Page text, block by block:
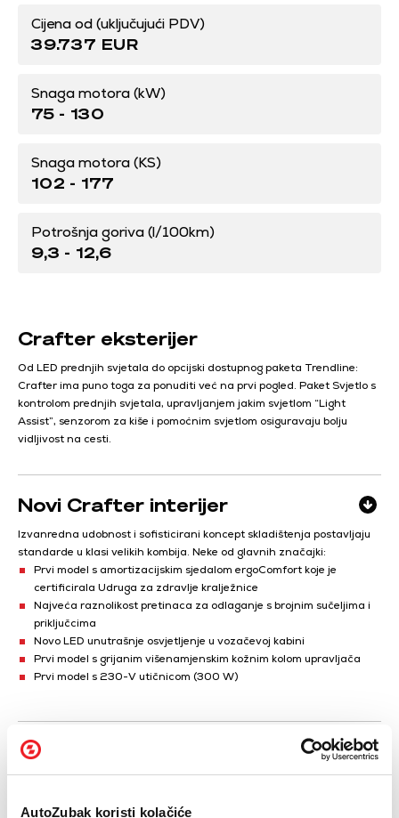
AutoZubak koristi kolačiće
Cijena od (uključujući PDV)
39.737 EUR
Snaga motora (kW)
75 - 130
Snaga motora (KS)
102 - 177
Potrošnja goriva (l/100km)
9,3 - 12,6
Crafter eksterijer
Od LED prednjih svjetala do opcijski dostupnog paketa Trendline:
Crafter ima puno toga za ponuditi već na prvi pogled. Paket Svjetlo s
kontrolom prednjih svjetala, upravljanjem jakim svjetlom “Light
Assist”, senzorom za kiše i pomoćnim svjetlom osiguravaju bolju
vidljivost na cesti.
Novi Crafter interijer
Izvanredna udobnost i sofisticirani koncept skladištenja postavljaju
standarde u klasi velikih kombija. Neke od glavnih značajki:
Prvi model s amortizacijskim sjedalom ergoComfort koje je
certificirala Udruga za zdravlje kralježnice
Najveća raznolikost pretinaca za odlaganje s brojnim sučeljima i
priključcima
Novo LED unutrašnje osvjetljenje u vozačevoj kabini
Prvi model s grijanim višenamjenskim kožnim kolom upravljača
Prvi model s 230-V utičnicom (300 W)
Sustavi potpora za vozača